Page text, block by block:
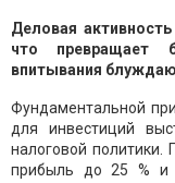
Деловая
что превращает
впитывания
Фундаментальной
для инвестиций
налоговой
прибыль до 25 % и